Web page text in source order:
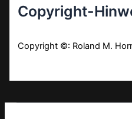
Copyright-
Copyright ©: Roland M.